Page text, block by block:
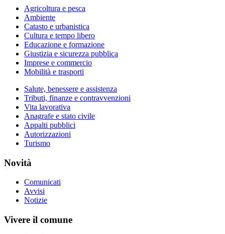
Agricoltura e pesca
Ambiente
Catasto e urbanistica
Cultura e tempo libero
Educazione e formazione
Giustizia e sicurezza pubblica
Imprese e commercio
Mobilità e trasporti
Salute, benessere e assistenza
Tributi, finanze e contravvenzioni
Vita lavorativa
Anagrafe e stato civile
Appalti pubblici
Autorizzazioni
Turismo
Novità
Comunicati
Avvisi
Notizie
Vivere il comune